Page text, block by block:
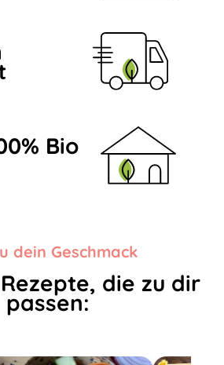
Bio
dein Geschmack
die zu dir
passen: